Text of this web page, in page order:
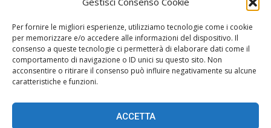
Per fornire le migliori esperienze, utilizziamo tecnologie come i cookie
per memorizzare e/o accedere alle informazioni del dispositivo. Il
consenso a queste tecnologie ci permetterà di elaborare dati come il
comportamento di navigazione o ID unici su questo sito. Non
acconsentire o ritirare il consenso può influire negativamente su alcune
caratteristiche e funzioni.
ACCETTA